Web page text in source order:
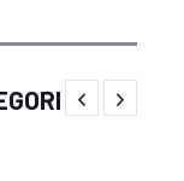
kostumer